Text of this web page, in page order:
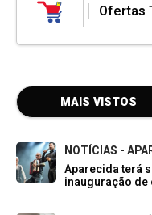
Ofertas
MAIS VISTOS
NOTÍCIAS -
Aparecida terá
inauguração de